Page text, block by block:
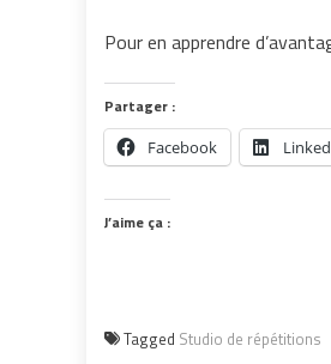
Pour en apprendre
Partager :
Facebook
J’aime ça :
Tagged Studio de répétitions